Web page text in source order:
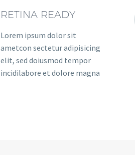
RETINA READY
Lorem ipsum dolor sit
ametcon sectetur adipisicing
elit, sed doiusmod tempor
incidilabore et dolore magna